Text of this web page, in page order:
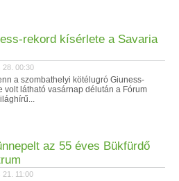
rekord kísérlete a Savaria
28. 00:30
a szombathelyi kötélugró Giuness-
volt látható vasárnap délután a Fórum
az 55 éves Bükfürdő
21. 11:00